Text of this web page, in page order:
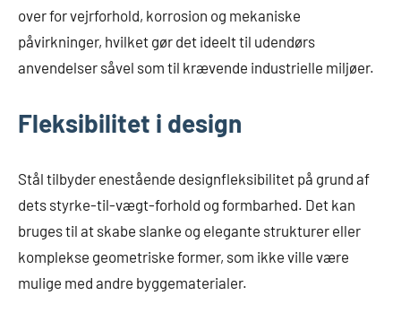
over for vejrforhold, korrosion og mekaniske
påvirkninger, hvilket gør det ideelt til udendørs
anvendelser såvel som til krævende industrielle miljøer.
Fleksibilitet i design
Stål tilbyder enestående designfleksibilitet på grund af
dets styrke-til-vægt-forhold og formbarhed. Det kan
bruges til at skabe slanke og elegante strukturer eller
komplekse geometriske former, som ikke ville være
mulige med andre byggematerialer.